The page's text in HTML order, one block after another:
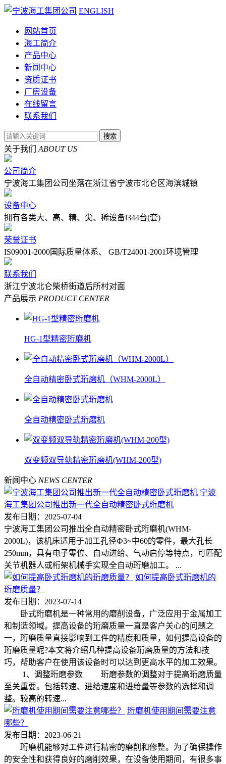
ENGLISH
网站首页
海工简介
产品中心
新闻中心
资质证书
厂房设备
在线留言
联系我们
关于我们 ABOUT US
公司简介
宁波海工集团公司坐落在浙江省宁波市北仑区海滨城镇
设备中心
拥有各类大、高、精、尖、稀设备l344台(套)
荣誉证书
IS09001-2000国际质量体系、 GB/T24001-2001环境管理
联系我们
浙江宁波北仑柴桥街道后所村对面
产品展示 PRODUCT CENTER
HG-1型精密珩磨机
全自动精密卧式珩磨机（WHM-2000L）
全自动精密卧式珩磨机
双变频双导轨精密珩磨机(WHM-200型)
新闻中心 NEWS CENTER
宁波
海工集团公司推出新一代全自动精密卧式珩磨机
发布日期：2025-07-04
宁波海工集团公司推出全自动精密卧式珩磨机(WHM-
2000L)，该机床适用于加工孔径Ф3~中60的零件，最大孔长
250mm，具有电子零位、自动进给、气动启停等特点，可匹配
关节机器人或桁架机械手实现全自动珩磨加工。 ...
如何提高卧式珩磨机的
珩磨质量？
发布日期：2023-07-14
卧式珩磨机是一种常用的磨削设备，广泛应用于金属加工
和制造领域。提高设备的珩磨质量一直是客户关心的问题之
一，珩磨质量直接影响到工件的精度和质量，如何提高设备的
珩磨质量呢?本文将介绍几种提高设备珩磨质量的方法和技
巧，帮助客户在使用该设备时可以达到更高水平的加工效果。
1、调整珩磨参数 珩磨参数的调整对于提高珩磨质量
至关重要。包括转速、进给速度和进给量等参数的选择和调
整。较高的转速...
珩磨机使用期间需要注意
哪些？
发布日期：2023-06-21
珩磨机能够对工件进行精密的磨削和修整。为了确保操作
的安全性和获得良好的磨削效果，在设备使用期间，有很多事